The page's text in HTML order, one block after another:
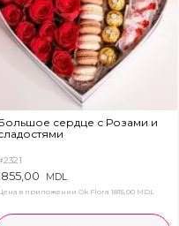
сердце с Розами и
MDL
в приложении Ok Flora 1815,00 MDL